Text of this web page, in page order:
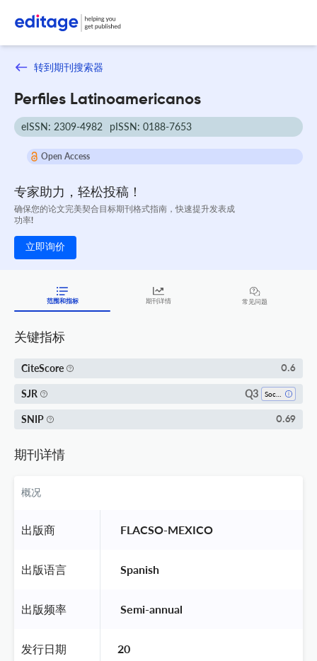
转到期刊搜索器
Perfiles Latinoamericanos
eISSN: 2309-4982 pISSN: 0188-7653
Open Access
专家助力，轻松投稿！
确保您的论文完美契合目标期刊格式指南，快速提升发表成
功率!
立即询价
范围和指标 期刊详情 常见问题
关键指标
CiteScore 0.6
SJR Q3
SNIP 0.69
期刊详情
概况
出版商 FLACSO-MEXICO
出版语言 Spanish
出版频率 Semi-annual
发行日期 20